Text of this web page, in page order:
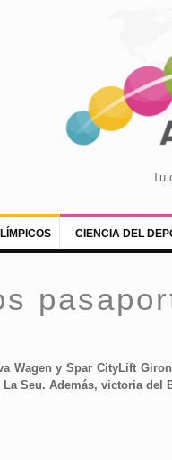
Tu
CIENCIA DEL
Wagen y Spar CityLift
Seu. Además, victoria del